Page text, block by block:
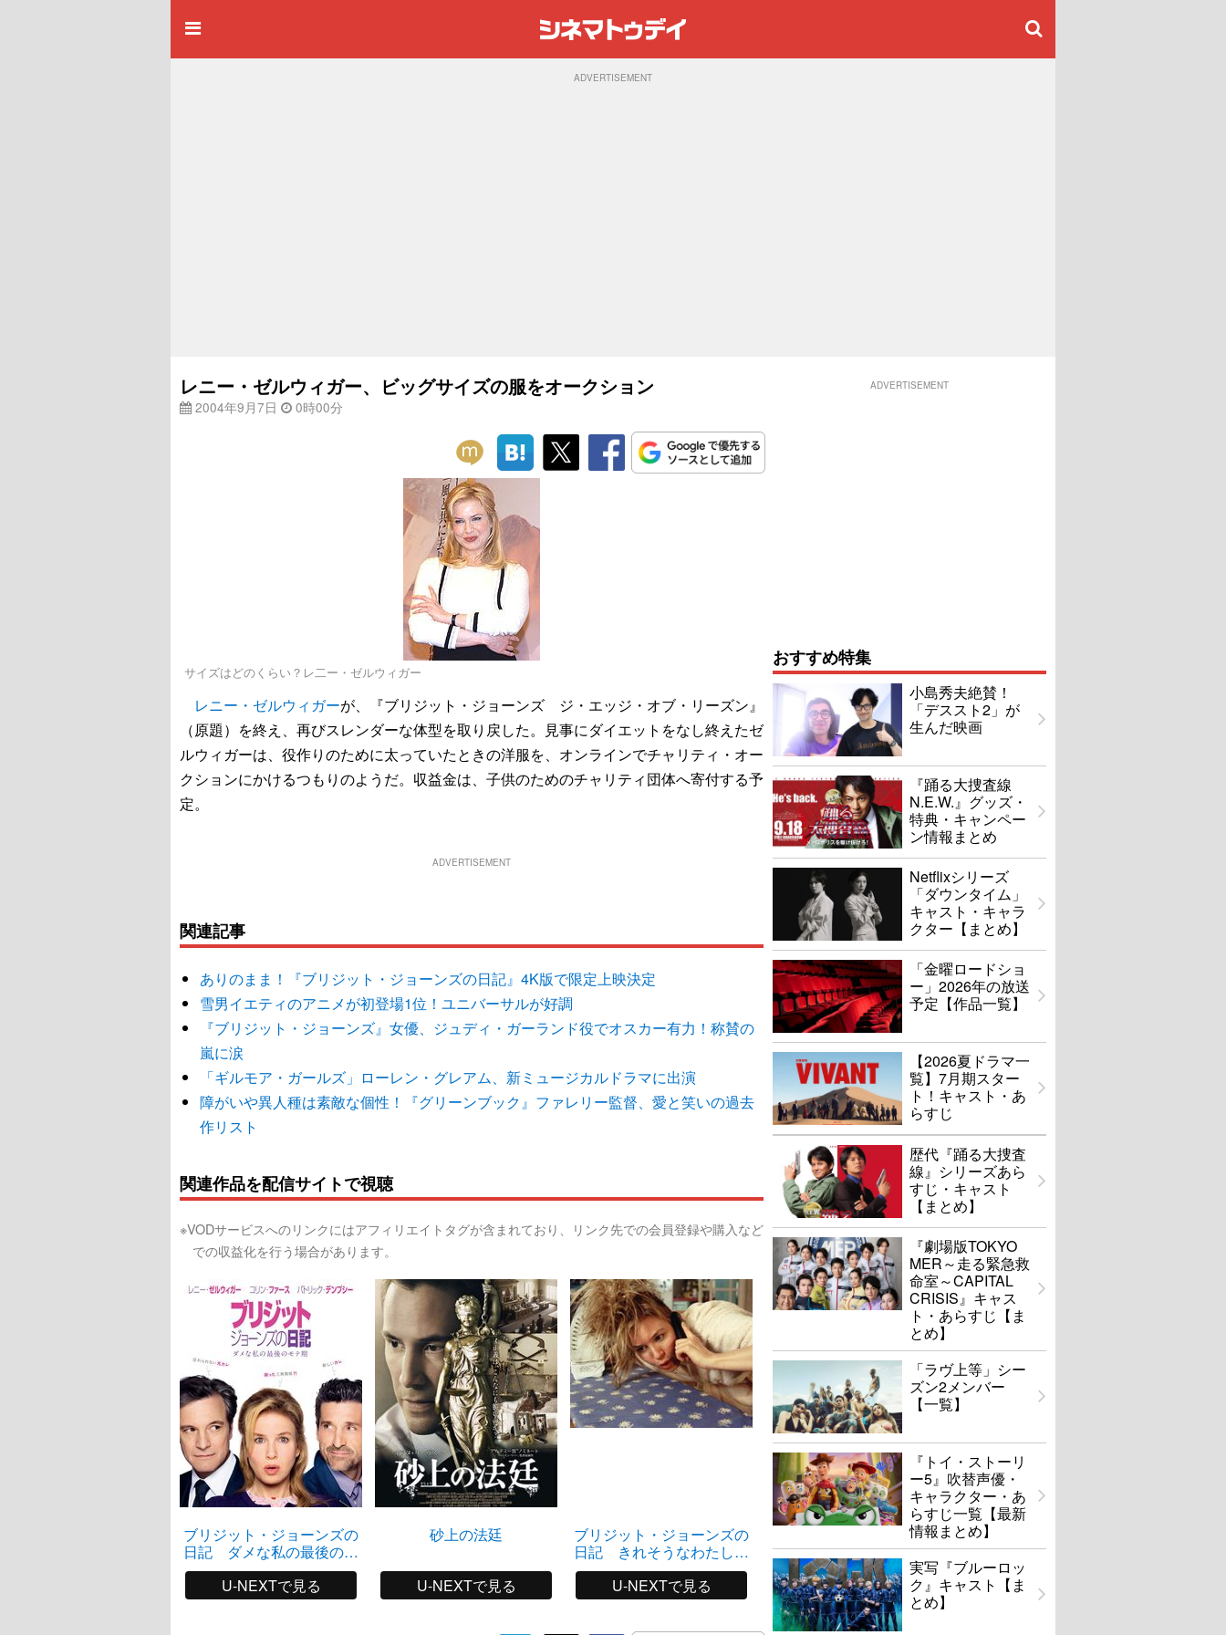
ADVERTISEMENT
レニー・ゼルウィガー、ビッグサイズの服をオークション
2004年9月7日 0時00分
サイズはどのくらい？レ二ー・ゼルウィガー
レニー・ゼルウィガーが、『ブリジット・ジョーンズ ジ・エッジ・オブ・リーズン』
（原題）を終え、再びスレンダーな体型を取り戻した。見事にダイエットをなし終えたゼ
ルウィガーは、役作りのために太っていたときの洋服を、オンラインでチャリティ・オー
クションにかけるつもりのようだ。収益金は、子供のためのチャリティ団体へ寄付する予
定。
ADVERTISEMENT
関連記事
ありのまま！『ブリジット・ジョーンズの日記』4K版で限定上映決定
雪男イエティのアニメが初登場1位！ユニバーサルが好調
『ブリジット・ジョーンズ』女優、ジュディ・ガーランド役でオスカー有力！称賛の
嵐に涙
「ギルモア・ガールズ」ローレン・グレアム、新ミュージカルドラマに出演
障がいや異人種は素敵な個性！『グリーンブック』ファレリー監督、愛と笑いの過去
作リスト
関連作品を配信サイトで視聴
※VODサービスへのリンクにはアフィリエイトタグが含まれており、リンク先での会員登録や購入など
での収益化を行う場合があります。
ブリジット・ジョーンズの
日記 ダメな私の最後のモ
テ期
U-NEXTで見る
砂上の法廷
U-NEXTで見る
ブリジット・ジョーンズの
日記 きれそうなわたしの
12か月
U-NEXTで見る U-NEXTで見る U-NEXTで見る
ADVERTISEMENT
おすすめ特集
小島秀夫絶賛！
「デススト2」が
生んだ映画
『踊る大捜査線
N.E.W.』グッズ・
特典・キャンペー
ン情報まとめ
Netflixシリーズ
「ダウンタイム」
キャスト・キャラ
クター【まとめ】
「金曜ロードショ
ー」2026年の放送
予定【作品一覧】
【2026夏ドラマ一
覧】7月期スター
ト！キャスト・あ
らすじ
歴代『踊る大捜査
線』シリーズあら
すじ・キャスト
【まとめ】
『劇場版TOKYO
MER～走る緊急救
命室～CAPITAL
CRISIS』キャス
ト・あらすじ【ま
とめ】
「ラヴ上等」シー
ズン2メンバー
【一覧】
『トイ・ストーリ
ー5』吹替声優・
キャラクター・あ
らすじ一覧【最新
情報まとめ】
実写『ブルーロッ
ク』キャスト【ま
とめ】